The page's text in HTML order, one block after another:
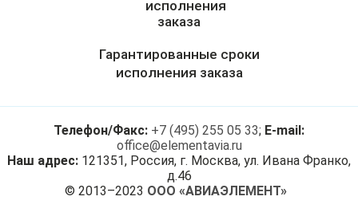
Гарантированные сроки
исполнения заказа
Телефон/Факс: +7 (495) 255 05 33; E-mail:
office@elementavia.ru
Наш адрес: 121351, Россия, г. Москва, ул. Ивана Франко,
д.46
© 2013–2023 ООО «АВИАЭЛЕМЕНТ»